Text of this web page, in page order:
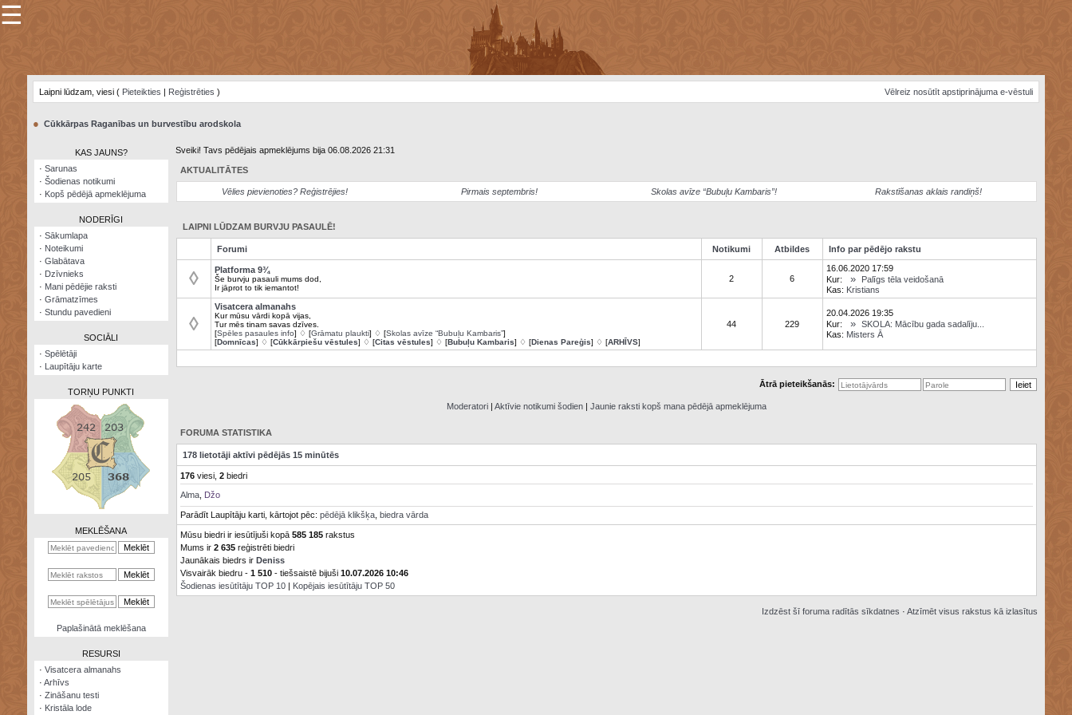
×
Šodienas
Visatcera
almanahs
kalkulators
☰
Laipni lūdzam, viesi ( Pieteikties | Reģistrēties ) Vēlreiz nosūtīt apstiprinājuma e-vēstuli
● Cūkkārpas Raganības un burvestību arodskola
KAS JAUNS?
· Sarunas
· Šodienas notikumi
· Kopš pēdējā apmeklējuma
NODERĪGI
· Sākumlapa
· Noteikumi
· Glabātava
· Dzīvnieks
· Mani pēdējie raksti
· Grāmatzīmes
· Stundu pavedieni
SOCIĀLI
· Spēlētāji
· Laupītāju karte
TORŅU PUNKTI
MEKLĒŠANA
Paplašinātā meklēšana
RESURSI
· Visatcera almanahs
· Arhīvs
· Zināšanu testi
· Kristāla lode
Sveiki! Tavs pēdējais apmeklējums bija 06.08.2026 21:31
AKTUALITĀTES
Vēlies pievienoties? Reģistrējies! Pirmais septembris! Skolas avīze “Bubuļu Kambaris”! Rakstīšanas aklais randiņš!
LAIPNI LŪDZAM BURVJU PASAULĒ!
Forumi Notikumi Atbildes Info par pēdējo rakstu
◊ Platforma 9¾
Še burvju pasauli mums dod,
Ir jāprot to tik iemantot!
2 6
16.06.2020 17:59
Kur:
»
Palīgs tēla veidošanā
Kas: Kristians
◊
Visatcera almanahs
Kur mūsu vārdi kopā vijas,
Tur mēs tinam savas dzīves.
[Spēles pasaules info] ♢ [Grāmatu plaukti] ♢ [Skolas avīze “Bubuļu Kambaris”]
[Domnīcas] ♢ [Cūkkārpiešu vēstules] ♢ [Citas vēstules] ♢ [Bubuļu Kambaris] ♢ [Dienas Pareģis] ♢ [ARHĪVS]
44 229
20.04.2026 19:35
Kur:
» SKOLA: Mācību gada sadalīju...
Kas: Misters Ā
Ātrā pieteikšanās:
Moderatori| Aktīvie notikumi šodien| Jaunie raksti kopš mana pēdējā apmeklējuma
FORUMA STATISTIKA
178 lietotāji aktīvi pēdējās 15 minūtēs
176viesi, 2biedri
Alma, Džo
Parādīt Laupītāju karti, kārtojot pēc: pēdējā klikšķa, biedra vārda
Mūsu biedri ir iesūtījuši kopā 585 185rakstus
Mums ir 2 635reģistrēti biedri
Jaunākais biedrs ir Deniss
Visvairāk biedru - 1 510- tiešsaistē bijuši 10.07.2026 10:46
Šodienas iesūtītāju TOP 10| Kopējais iesūtītāju TOP 50
Izdzēst šī foruma radītās sīkdatnes · Atzīmēt visus rakstus kā izlasītus